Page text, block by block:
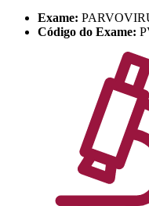
Exame:
Código do Exame: